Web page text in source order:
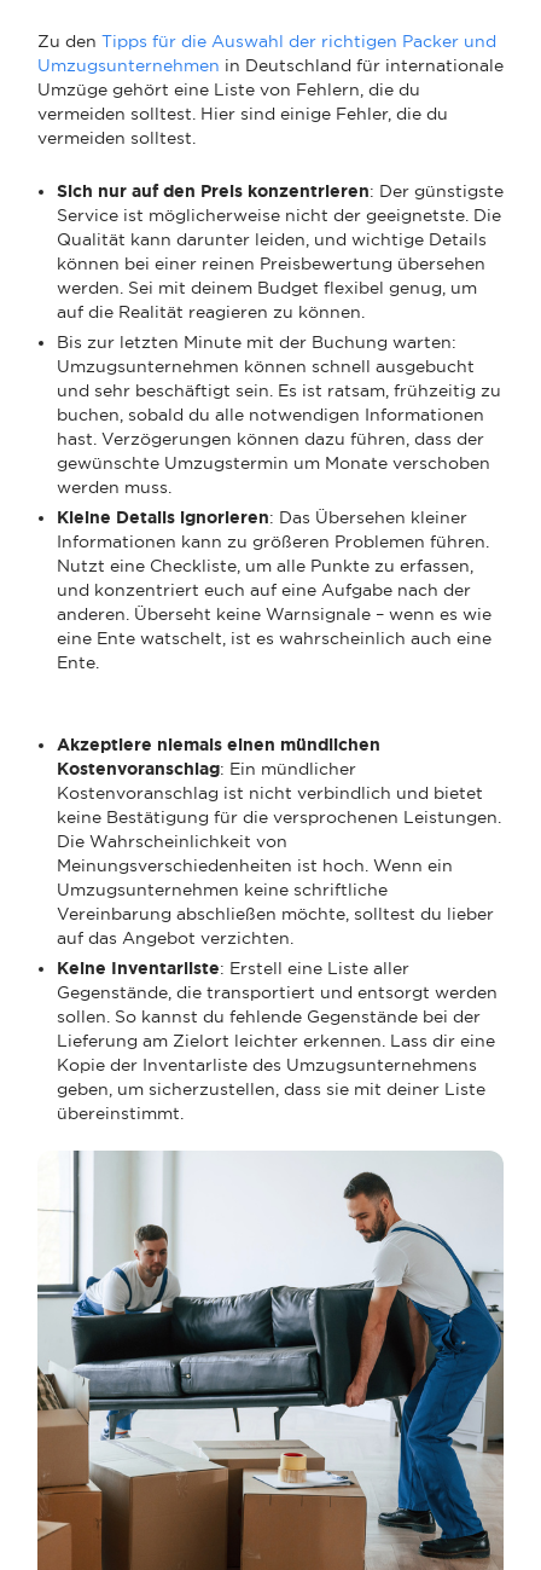
Zu den Tipps für die Auswahl der richtigen Packer und
Umzugsunternehmen in Deutschland für internationale
Umzüge gehört eine Liste von Fehlern, die du
vermeiden solltest. Hier sind einige Fehler, die du
vermeiden solltest.
Sich nur auf den Preis konzentrieren: Der günstigste
Service ist möglicherweise nicht der geeignetste. Die
Qualität kann darunter leiden, und wichtige Details
können bei einer reinen Preisbewertung übersehen
werden. Sei mit deinem Budget flexibel genug, um
auf die Realität reagieren zu können.
Bis zur letzten Minute mit der Buchung warten:
Umzugsunternehmen können schnell ausgebucht
und sehr beschäftigt sein. Es ist ratsam, frühzeitig zu
buchen, sobald du alle notwendigen Informationen
hast. Verzögerungen können dazu führen, dass der
gewünschte Umzugstermin um Monate verschoben
werden muss.
Kleine Details ignorieren: Das Übersehen kleiner
Informationen kann zu größeren Problemen führen.
Nutzt eine Checkliste, um alle Punkte zu erfassen,
und konzentriert euch auf eine Aufgabe nach der
anderen. Überseht keine Warnsignale – wenn es wie
eine Ente watschelt, ist es wahrscheinlich auch eine
Ente.
Akzeptiere niemals einen mündlichen
Kostenvoranschlag: Ein mündlicher
Kostenvoranschlag ist nicht verbindlich und bietet
keine Bestätigung für die versprochenen Leistungen.
Die Wahrscheinlichkeit von
Meinungsverschiedenheiten ist hoch. Wenn ein
Umzugsunternehmen keine schriftliche
Vereinbarung abschließen möchte, solltest du lieber
auf das Angebot verzichten.
Keine Inventarliste: Erstell eine Liste aller
Gegenstände, die transportiert und entsorgt werden
sollen. So kannst du fehlende Gegenstände bei der
Lieferung am Zielort leichter erkennen. Lass dir eine
Kopie der Inventarliste des Umzugsunternehmens
geben, um sicherzustellen, dass sie mit deiner Liste
übereinstimmt.